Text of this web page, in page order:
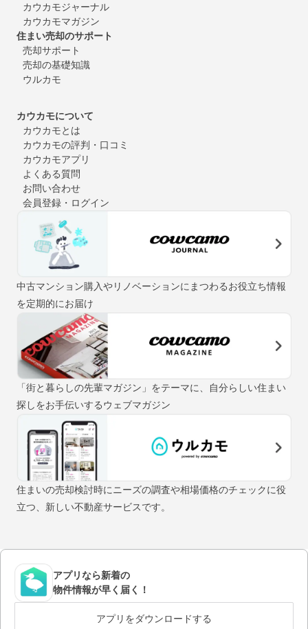
カウカモジャーナル
カウカモマガジン
住まい売却のサポート
売却サポート
売却の基礎知識
ウルカモ
カウカモについて
カウカモとは
カウカモの評判・口コミ
カウカモアプリ
よくある質問
お問い合わせ
会員登録・ログイン
中古マンション購入やリノベーションにまつわるお役立ち情報
を定期的にお届け
「街と暮らしの先輩マガジン」をテーマに、自分らしい住まい
探しをお手伝いするウェブマガジン
住まいの売却検討時にニーズの調査や相場価格のチェックに役
立つ、新しい不動産サービスです。
アプリなら新着の
物件情報が早く届く！
アプリをダウンロードする